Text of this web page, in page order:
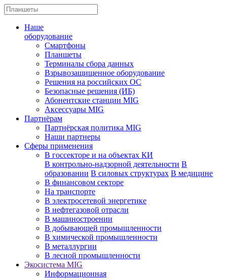
Наше
оборудование
Смартфоны
Планшеты
Терминалы сбора данных
Взрывозащищенное оборудование
Решения на российских ОС
Безопасные решения (ИБ)
Абонентские станции MIG
Аксессуары MIG
Партнёрам
Партнёрская политика MIG
Наши партнеры
Сферы применения
В госсекторе и на объектах КИ
В контрольно-надзорной деятельности В
образовании В силовых структурах В медицине
В финансовом секторе
На транспорте
В электросетевой энергетике
В нефтегазовой отрасли
В машиностроении
В добывающей промышленности
В химической промышленности
В металлургии
В лесной промышленности
Экосистема MIG
Информационная